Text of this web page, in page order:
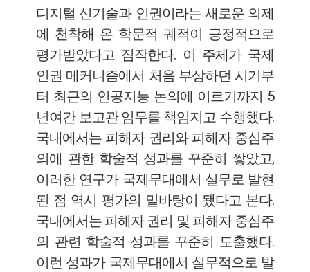
디지털 신기술과 인권이라는 새로운 의제
에 천착해 온 학문적 궤적이 긍정적으로
평가받았다고 짐작한다. 이 주제가 국제
인권 메커니즘에서 처음 부상하던 시기부
터 최근의 인공지능 논의에 이르기까지 5
년여간 보고관 임무를 책임지고 수행했다.
국내에서는 피해자 권리와 피해자 중심주
의에 관한 학술적 성과를 꾸준히 쌓았고,
이러한 연구가 국제무대에서 실무로 발현
된 점 역시 평가의 밑바탕이 됐다고 본다.
국내에서는 피해자 권리 및 피해자 중심주
의 관련 학술적 성과를 꾸준히 도출했다.
이런 성과가 국제무대에서 실무적으로 발